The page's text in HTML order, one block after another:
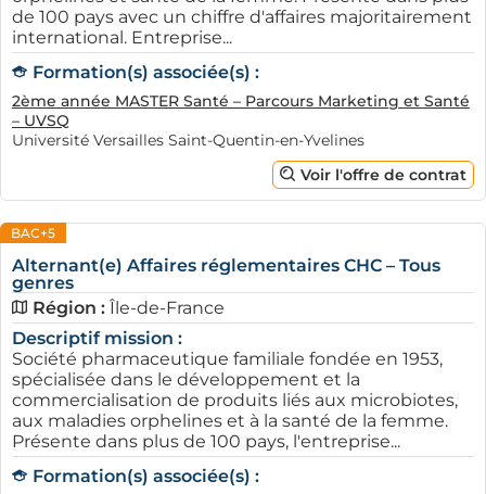
de 100 pays avec un chiffre d'affaires majoritairement
international. Entreprise...
Formation(s) associée(s) :
2ème année MASTER Santé – Parcours Marketing et Santé
– UVSQ
Université Versailles Saint-Quentin-en-Yvelines
Voir l'offre de contrat
BAC+5
Alternant(e) Affaires réglementaires CHC – Tous
genres
Région : Île-de-France
Descriptif mission :
Société pharmaceutique familiale fondée en 1953,
spécialisée dans le développement et la
commercialisation de produits liés aux microbiotes,
aux maladies orphelines et à la santé de la femme.
Présente dans plus de 100 pays, l'entreprise...
Formation(s) associée(s) :